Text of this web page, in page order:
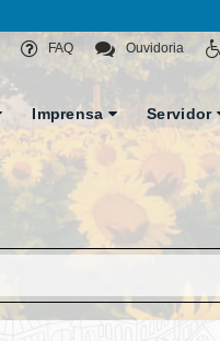
Ouvidoria
FAQ
Imprensa Servidor